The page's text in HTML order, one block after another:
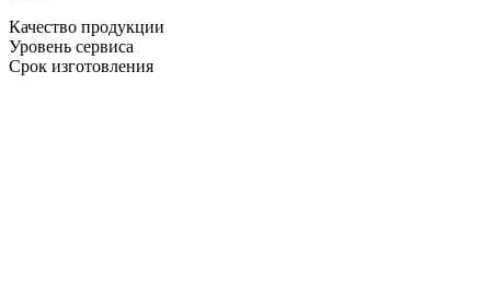
Качество продукции
Уровень сервиса
Срок изготовления